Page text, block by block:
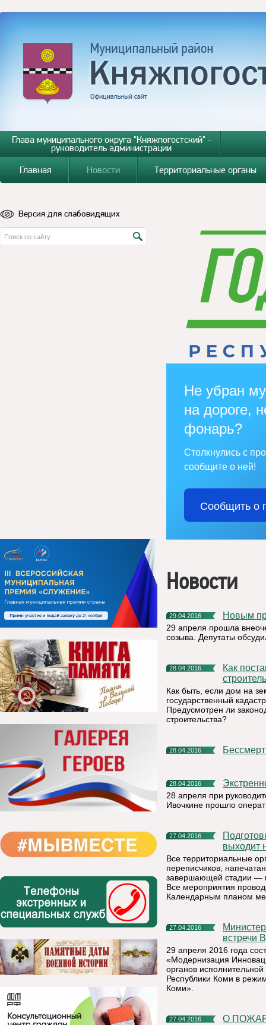
Глава муниципального округа "Княжпогостский" -
руководитель администрации
Главная
Новости Территориальные органы
Версия для слабовидящих
Не убран
на дороге,
фонарь?
Столкнулись с
сообщите о ней!
Сообщить о
Новости
29.04.2016 Новым
29 апреля прошла
созыва. Депутаты
28.04.2016
Как поставить на кадастровый учет объект незавершенного
Как быть, если дом на
государственный
Предусмотрен ли
строительства?
28.04.2016
28.04.2016
28 апреля при
Ивочкине прошло
27.04.2016
Подготовка к всероссийской СЕЛЬХОЗПЕРЕПИСИ 2016 года
выходит
Все территориальные
переписчиков,
завершающей стадии —
Все мероприятия
Календарным планом
27.04.2016
Министерство экономики информирует о том, что по итогам
встречи
29 апреля 2016 года
«Модернизация
органов
Республики Коми в
Коми».
27.04.2016 О